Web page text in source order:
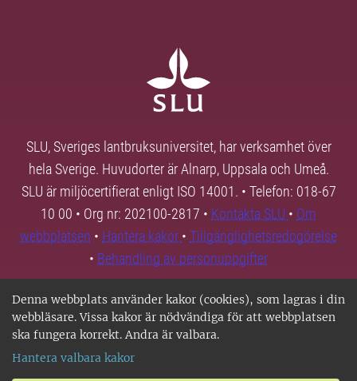
Denna webbplats använder kakor (cookies), som lagras i din
webbläsare. Vissa kakor är nödvändiga för att webbplatsen
ska fungera korrekt. Andra är valbara.
Hantera valbara kakor
SLU, Sveriges lantbruksuniversitet, har verksamhet över
hela Sverige. Huvudorter är Alnarp, Uppsala och Umeå.
SLU är miljöcertifierat enligt ISO 14001. • Telefon: 018-67
10 00 • Org nr: 202100-2817 • Kontakta SLU • Om
webbplatsen • Hantera kakor • Tillgänglighetsredogörelse
• Behandling av personuppgifter